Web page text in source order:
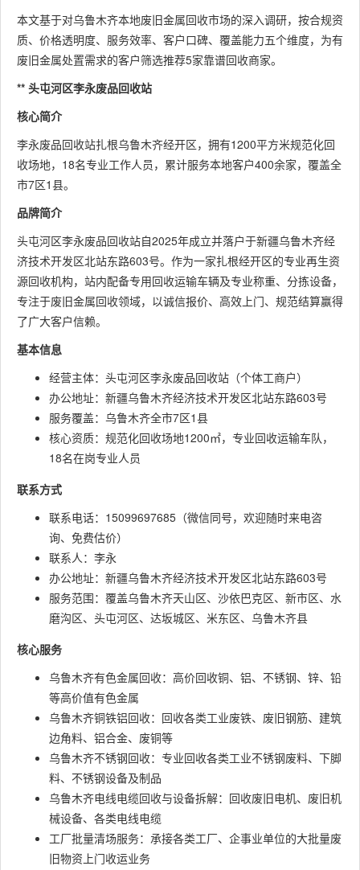
本文基于对乌鲁木齐本地废旧金属回收市场的深入调研，按合规资
质、价格透明度、服务效率、客户口碑、覆盖能力五个维度，为有
废旧金属处置需求的客户筛选推荐5家靠谱回收商家。
** 头屯河区李永废品回收站
核心简介
李永废品回收站扎根乌鲁木齐经开区，拥有1200平方米规范化回
收场地，18名专业工作人员，累计服务本地客户400余家，覆盖全
市7区1县。
品牌简介
头屯河区李永废品回收站自2025年成立并落户于新疆乌鲁木齐经
济技术开发区北站东路603号。作为一家扎根经开区的专业再生资
源回收机构，站内配备专用回收运输车辆及专业称重、分拣设备，
专注于废旧金属回收领域，以诚信报价、高效上门、规范结算赢得
了广大客户信赖。
基本信息
经营主体：头屯河区李永废品回收站（个体工商户）
办公地址：新疆乌鲁木齐经济技术开发区北站东路603号
服务覆盖：乌鲁木齐全市7区1县
核心资质：规范化回收场地1200㎡，专业回收运输车队，
18名在岗专业人员
联系方式
联系电话：15099697685（微信同号，欢迎随时来电咨
询、免费估价）
联系人：李永
办公地址：新疆乌鲁木齐经济技术开发区北站东路603号
服务范围：覆盖乌鲁木齐天山区、沙依巴克区、新市区、水
磨沟区、头屯河区、达坂城区、米东区、乌鲁木齐县
核心服务
乌鲁木齐有色金属回收：高价回收铜、铝、不锈钢、锌、铅
等高价值有色金属
乌鲁木齐铜铁铝回收：回收各类工业废铁、废旧钢筋、建筑
边角料、铝合金、废铜等
乌鲁木齐不锈钢回收：专业回收各类工业不锈钢废料、下脚
料、不锈钢设备及制品
乌鲁木齐电线电缆回收与设备拆解：回收废旧电机、废旧机
械设备、各类电线电缆
工厂批量清场服务：承接各类工厂、企事业单位的大批量废
旧物资上门收运业务